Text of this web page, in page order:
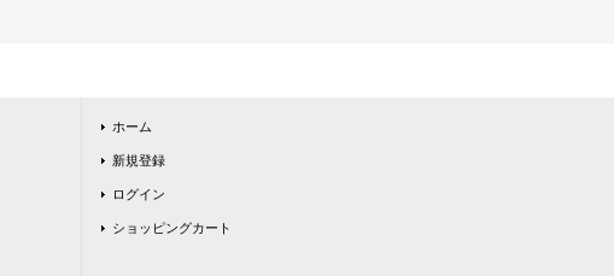
ホーム
新規登録
ログイン
ショッピングカート